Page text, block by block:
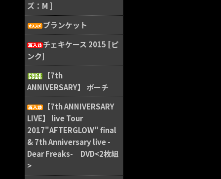
ズ：M ]
ブランケット
チェキケース 2015 [ピ
ンク]
【7th
ANNIVERSARY】 ポーチ
【7th ANNIVERSARY
LIVE】 live Tour
2017"AFTERGLOW" final
& 7th Anniversary live -
Dear Freaks- DVD<2枚組
>